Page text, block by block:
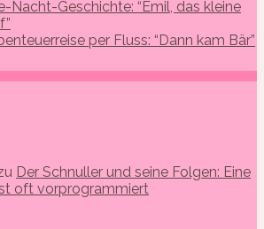
Nacht-Geschichte: “Emil, das kleine
per Fluss: “Dann kam Bär”
Der Schnuller und seine Folgen: Eine
oft vorprogrammiert